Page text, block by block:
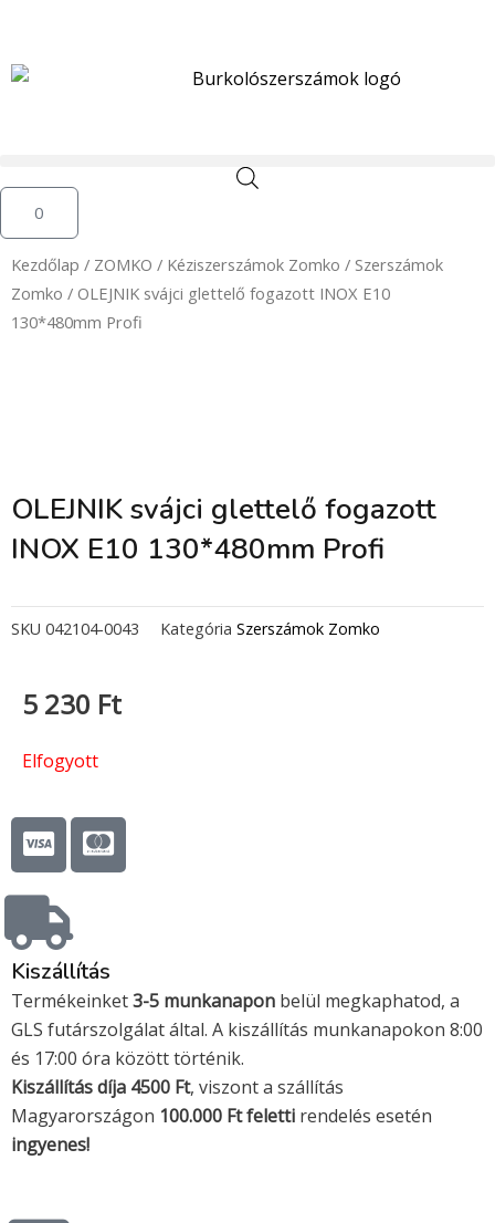
content
0
Kosár
Kezdőlap / ZOMKO / Kéziszerszámok Zomko / Szerszámok
Zomko / OLEJNIK svájci glettelő fogazott INOX E10
130*480mm Profi
OLEJNIK svájci glettelő fogazott
INOX E10 130*480mm Profi
SKU 042104-0043 Kategória Szerszámok Zomko
5 230 Ft
Elfogyott
C
c
-
v
i
s
a
C
c
-
s
t
e
r
c
a
r
Kiszállítás
Termékeinket3-5 munkanapon belül megkaphatod, a
GLS futárszolgálat által. A kiszállítás munkanapokon 8:00
és 17:00 óra között történik.
Kiszállítás díja 4500 Ft, viszont a szállítás
Magyarországon 100.000 Ft feletti rendelés esetén
ingyenes!